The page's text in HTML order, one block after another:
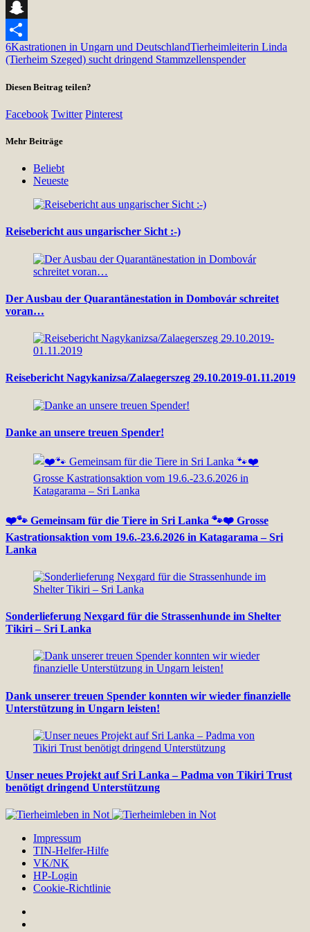
Telegram
Snapchat
Teilen
6Kastrationen in Ungarn und DeutschlandTierheimleiterin Linda
(Tierheim Szeged) sucht dringend Stammzellenspender
Diesen Beitrag teilen?
Facebook Twitter Pinterest
Mehr Beiträge
Beliebt
Neueste
Reisebericht aus ungarischer Sicht :-)
Der Ausbau der Quarantänestation in Dombovár schreitet
voran…
Reisebericht Nagykanizsa/Zalaegerszeg 29.10.2019-01.11.2019
Danke an unsere treuen Spender!
❤️🐾 Gemeinsam für die Tiere in Sri Lanka 🐾❤️ Grosse
Kastrationsaktion vom 19.6.-23.6.2026 in Katagarama – Sri
Lanka
Sonderlieferung Nexgard für die Strassenhunde im Shelter
Tikiri – Sri Lanka
Dank unserer treuen Spender konnten wir wieder finanzielle
Unterstützung in Ungarn leisten!
Unser neues Projekt auf Sri Lanka – Padma von Tikiri Trust
benötigt dringend Unterstützung
Impressum
TIN-Helfer-Hilfe
VK/NK
HP-Login
Cookie-Richtlinie